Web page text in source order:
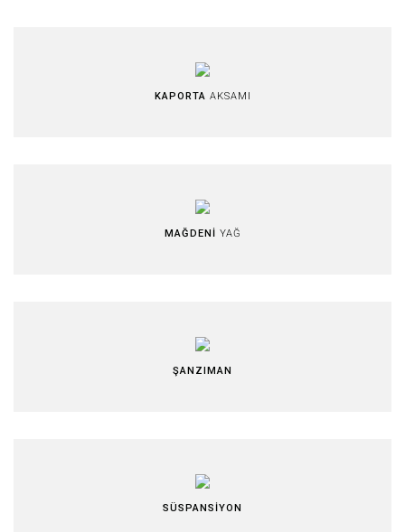
KAPORTA AKSAMI
MAĞDENİ YAĞ
ŞANZIMAN
SÜSPANSİYON